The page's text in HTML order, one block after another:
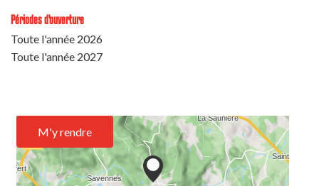
Périodes d'ouverture
Toute l'année 2026
Toute l'année 2027
M'y rendre